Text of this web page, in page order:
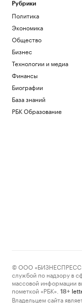
Общество
Рубрики
Политика
Экономика
Общество
Бизнес
Технологии и медиа
Финансы
Биографии
База знаний
РБК Образование
© ООО «БИЗНЕСПРЕСС»,
службой по надзору в
массовой информации
пометкой «РБК».
18+
Владельцем сайта